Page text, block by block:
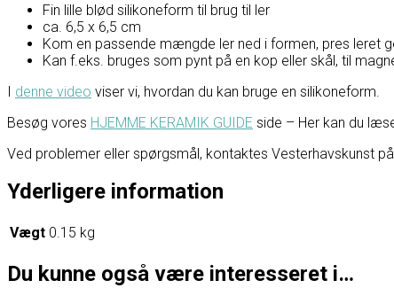
Fin lille blød silikoneform til brug til ler
ca. 6,5 x 6,5 cm
Kom en passende mængde ler ned i formen, pres leret
Kan f.eks. bruges som pynt på en kop eller skål, til
I denne video viser vi, hvordan du kan bruge en silikoneform.
Besøg vores HJEMME KERAMIK GUIDE side – Her kan du
Ved problemer eller spørgsmål, kontaktes Vesterhavskunst
Yderligere information
Vægt 0.15 kg
Du kunne også være interesseret i…